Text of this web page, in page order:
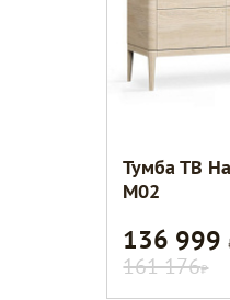
Тумба ТВ
M02
136 999
161 176Р